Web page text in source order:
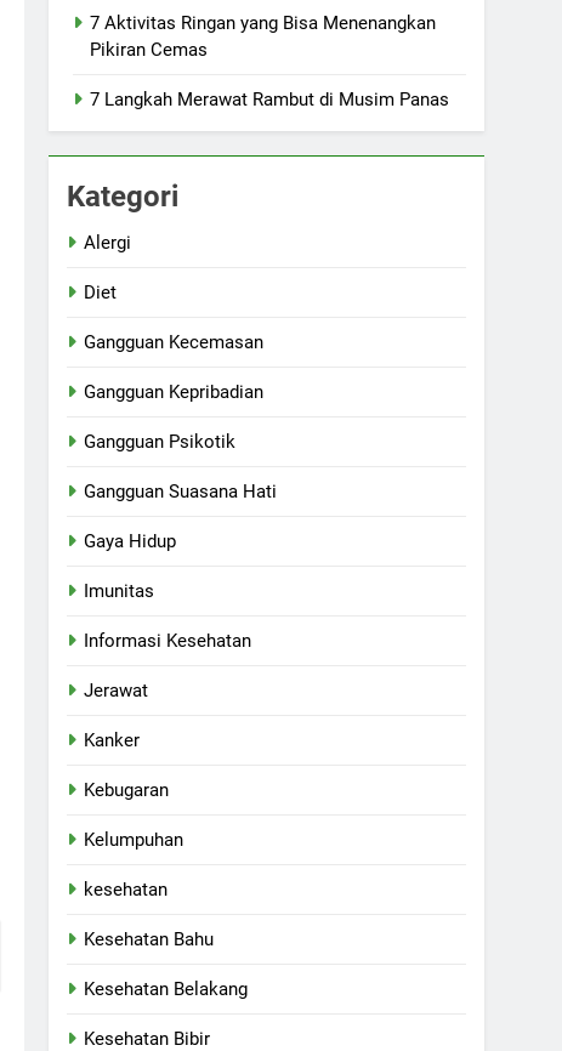
7 Aktivitas Ringan yang Bisa Menenangkan
Pikiran Cemas
7 Langkah Merawat Rambut di Musim Panas
Kategori
Alergi
Diet
Gangguan Kecemasan
Gangguan Kepribadian
Gangguan Psikotik
Gangguan Suasana Hati
Gaya Hidup
Imunitas
Informasi Kesehatan
Jerawat
Kanker
Kebugaran
Kelumpuhan
kesehatan
Kesehatan Bahu
Kesehatan Belakang
Kesehatan Bibir